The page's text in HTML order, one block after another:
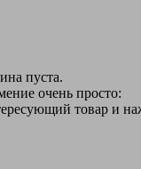
пуста.
очень просто:
товар и